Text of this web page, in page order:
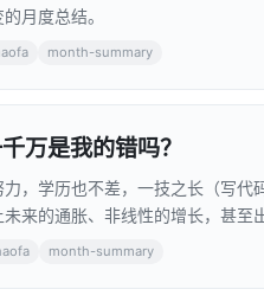
月度总结。
month-summary
万是我的错吗？
，学历也不差，一技之长（写代
来的通胀、非线性的增长，甚至
呢？ month-summary